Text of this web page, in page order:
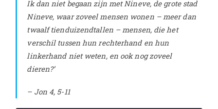
Ik dan niet begaan zijn met Nineve, de grote stad
Nineve, waar zoveel mensen wonen – meer dan
twaalf tienduizendtallen – mensen, die het
verschil tussen hun rechterhand en hun
linkerhand niet weten, en ook nog zoveel
dieren?’
– Jon 4, 5-11